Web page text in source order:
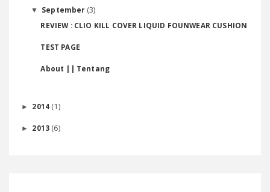
▼ September (3)
REVIEW : CLIO KILL COVER LIQUID FOUNWEAR CUSHION
TEST PAGE
About || Tentang
► 2014 (1)
► 2013 (6)